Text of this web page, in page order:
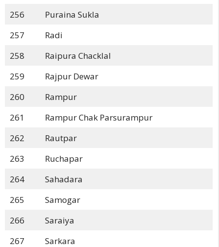
256
Puraina Sukla
257
Radi
258
Raipura Chacklal
259
Rajpur Dewar
260
Rampur
261
Rampur Chak Parsurampur
262
Rautpar
263
Ruchapar
264
Sahadara
265
Samogar
266
Saraiya
267
Sarkara